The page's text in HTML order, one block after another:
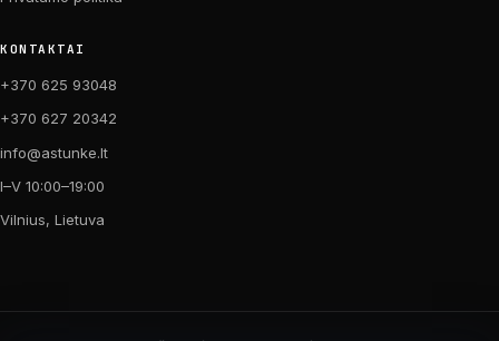
KONTAKTAI
+370 625 93048
+370 627 20342
info@astunke.lt
I–V 10:00–19:00
Vilnius, Lietuva